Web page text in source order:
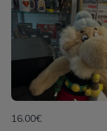
16.00€